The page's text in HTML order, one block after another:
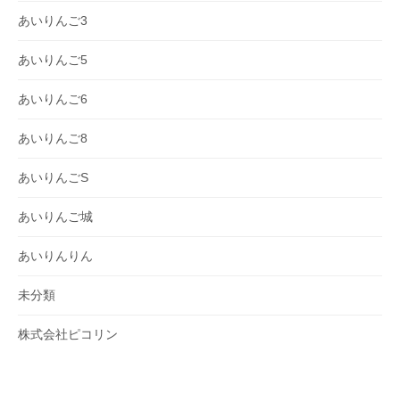
あいりんご3
あいりんご5
あいりんご6
あいりんご8
あいりんごS
あいりんご城
あいりんりん
未分類
株式会社ピコリン